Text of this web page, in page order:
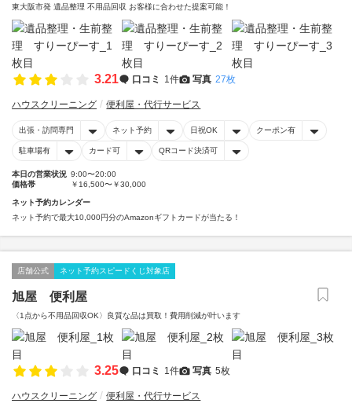
東大阪市発 遺品整理 不用品回収 お客様に合わせた提案可能！
3.21 口コミ 1件 写真 27枚
ハウスクリーニング 便利屋・代行サービス
出張・訪問専門 ネット予約 日祝OK クーポン有
駐車場有 カード可 QRコード決済可
本日の営業状況 9:00〜20:00
価格帯
￥16,500〜￥30,000
ネット予約カレンダー
ネット予約で最大10,000円分のAmazonギフトカードが当たる！
店舗公式 ネット予約スピードくじ対象店
旭屋 便利屋
〈1点から不用品回収OK〉良質な品は買取！費用削減が叶います
3.25 口コミ 1件 写真 5枚
ハウスクリーニング 便利屋・代行サービス